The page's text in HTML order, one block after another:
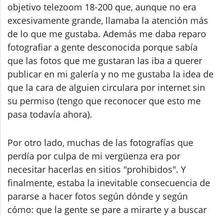
objetivo telezoom 18-200 que, aunque no era
excesivamente grande, llamaba la atención más
de lo que me gustaba. Además me daba reparo
fotografiar a gente desconocida porque sabía
que las fotos que me gustaran las iba a querer
publicar en mi galería y no me gustaba la idea de
que la cara de alguien circulara por internet sin
su permiso (tengo que reconocer que esto me
pasa todavía ahora).
Por otro lado, muchas de las fotografías que
perdía por culpa de mi vergüenza era por
necesitar hacerlas en sitios "prohibidos". Y
finalmente, estaba la inevitable consecuencia de
pararse a hacer fotos según dónde y según
cómo: que la gente se pare a mirarte y a buscar